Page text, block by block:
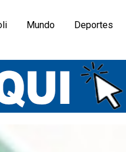
Mundo Deportes